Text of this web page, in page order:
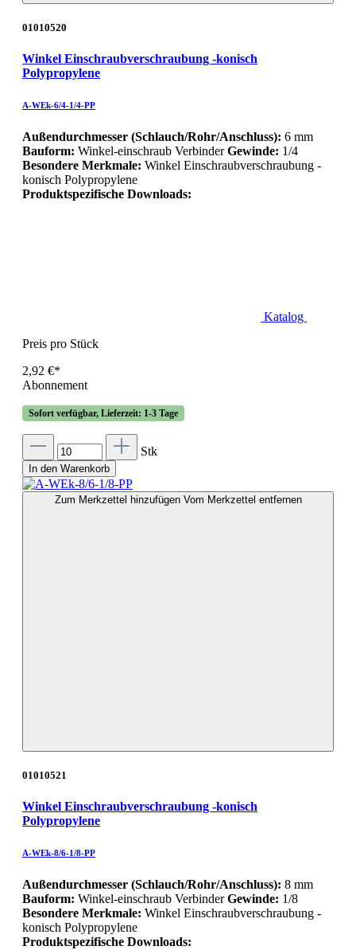
01010520
Winkel Einschraubverschraubung -konisch
Polypropylene
A-WEk-6/4-1/4-PP
Außendurchmesser (Schlauch/Rohr/Anschluss): 6 mm
Bauform: Winkel-einschraub VerbinderGewinde: 1/4
Besondere Merkmale: Winkel Einschraubverschraubung -
konisch Polypropylene
Produktspezifische Downloads:
Katalog
Preis pro Stück
2,92 €*
Abonnement
Sofort verfügbar, Lieferzeit: 1-3 Tage
Stk
In den Warenkorb
Zum Merkzettel hinzufügen Vom Merkzettel entfernen
01010521
Winkel Einschraubverschraubung -konisch
Polypropylene
A-WEk-8/6-1/8-PP
Außendurchmesser (Schlauch/Rohr/Anschluss): 8 mm
Bauform: Winkel-einschraub VerbinderGewinde: 1/8
Besondere Merkmale: Winkel Einschraubverschraubung -
konisch Polypropylene
Produktspezifische Downloads: